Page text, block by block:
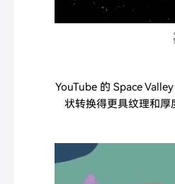
YouTube 的 Space
状转换得更具纹理和